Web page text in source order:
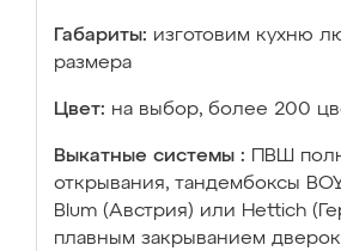
Габариты: изготовим кухню
размера
Цвет: на выбор, более 200
Выкатные системы :
ПВШ
открывания, тандембоксы
Blum (Австрия) или Hettich
плавным закрыванием